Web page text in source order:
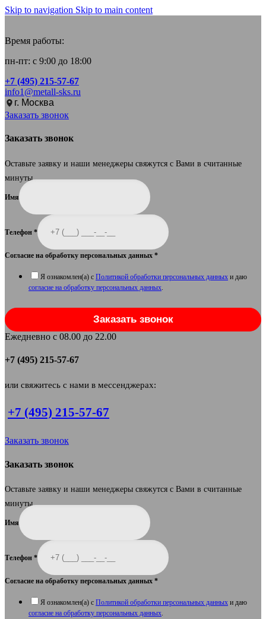
Skip to navigation Skip to main content
Время работы:
пн-пт: с 9:00 до 18:00
+7 (495) 215-57-67
info1@metall-sks.ru
г. Москва
Заказать звонок
Заказать звонок
Оставьте заявку и наши менеджеры свяжутся с Вами в считанные
минуты.
Имя
Телефон *
Согласие на обработку персональных данных *
Я ознакомлен(а) с Политикой обработки персональных данных и даю
согласие на обработку персональных данных
Заказать звонок
Ежедневно с 08.00 до 22.00
+7 (495) 215-57-67
или свяжитесь с нами в мессенджерах:
+7 (495) 215-57-67
Заказать звонок
Заказать звонок
Оставьте заявку и наши менеджеры свяжутся с Вами в считанные
минуты.
Имя
Телефон *
Согласие на обработку персональных данных *
Я ознакомлен(а) с Политикой обработки персональных данных и даю
согласие на обработку персональных данных.